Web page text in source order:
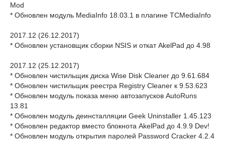
Mod
* Обновлен модуль MediaInfo 18.03.1 в плагине TCMediaInfo
2017.12 (26.12.2017)
* Обновлен установщик сборки NSIS и откат AkelPad до 4.98
2017.12 (25.12.2017)
* Обновлен чистильщик диска Wise Disk Cleaner до 9.61.684
* Обновлен чистильщик реестра Registry Cleaner к 9.53.623
* Обновлен модуль показа меню автозапусков AutoRuns
13.81
* Обновлен модуль деинсталляции Geek Uninstaller 1.45.123
* Обновлен редактор вместо блокнота AkelPad до 4.9.9 Dev!
* Обновлен модуль открытия паролей Password Cracker 4.2.4